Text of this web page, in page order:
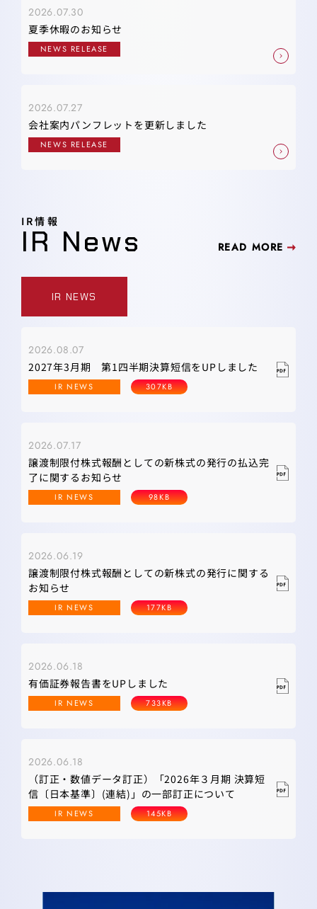
2026.07.30
夏季休暇のお知らせ
NEWS RELEASE
2026.07.27
会社案内パンフレットを更新しました
NEWS RELEASE
IR情報
IR News READ MORE
IR NEWS
2026.08.07
2027年3月期 第1四半期決算短信をUPしました
IR NEWS 307KB
2026.07.17
譲渡制限付株式報酬としての新株式の発行の払込完
了に関するお知らせ
IR NEWS 98KB
2026.06.19
譲渡制限付株式報酬としての新株式の発行に関する
お知らせ
IR NEWS 177KB
2026.06.18
有価証券報告書をUPしました
IR NEWS 733KB
2026.06.18
（訂正・数値データ訂正）「2026年３月期 決算短
信〔日本基準〕(連結)」の一部訂正について
IR NEWS 145KB